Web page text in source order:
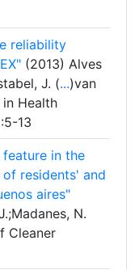
reliability
(2013) Alves
J. (...)van
Health
13
feature in the
residents' and
aires"
N.
Cleaner